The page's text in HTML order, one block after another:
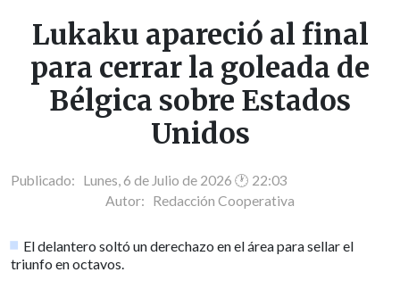
Lukaku apareció al final
para cerrar la goleada de
Bélgica sobre Estados
Unidos
Publicado: Lunes, 6 de Julio de 2026 🕐 22:03
Autor: Redacción Cooperativa
El delantero soltó un derechazo en el área para sellar el
triunfo en octavos.